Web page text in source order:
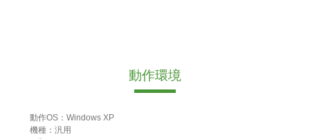
動作環境
動作OS：Windows XP
機種：汎用